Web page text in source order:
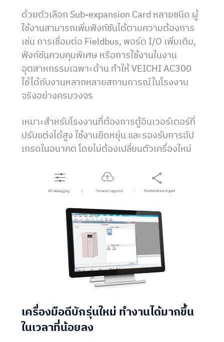
ด้วยตัวเลือก Sub-expansion Card หลายชนิด ผู้
ใช้งานสามารถเพิ่มฟังก์ชันได้ตามความต้องการ
เช่น การเชื่อมต่อ Fieldbus, พอร์ต I/O เพิ่มเติม,
ฟังก์ชันควบคุมพิเศษ หรือการใช้งานในงาน
อุตสาหกรรมเฉพาะด้าน ทำให้ VEICHI AC300
ใช้ได้กับงานหลากหลายสถานการณ์ในโรงงาน
จริงอย่างครบวงจร
เหมาะสำหรับโรงงานที่ต้องการตู้อินเวอร์เตอร์ที่
ปรับแต่งได้สูง ใช้งานยืดหยุ่น และรองรับการอัป
เกรดในอนาคต โดยไม่ต้องเปลี่ยนตัวเครื่องใหม่
เครื่องมือดีบักรุ่นใหม่ ทำงานได้มากขึ้น
ในเวลาที่น้อยลง